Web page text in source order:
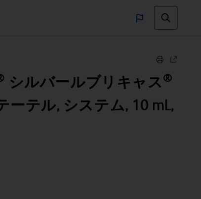
シルバールブリキャス ®
ーテル, システム, 10 mL,